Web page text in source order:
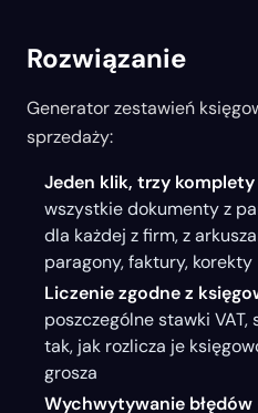
Rozwiązanie
Generator zestawień
sprzedaży:
Jeden klik, trzy komplety
wszystkie dokumenty z
dla każdej z firm, z
paragony, faktury, korekty
Liczenie zgodne z
poszczególne stawki
tak, jak rozlicza je
grosza
Wychwytywanie błędów